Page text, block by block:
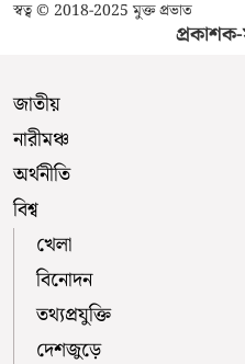
স্বত্ব © 2018-2025 মুক্ত প্রভাত
জাতীয়
নারীমঞ্চ
অর্থনীতি
বিশ্ব
খেলা
বিনোদন
তথ্যপ্রযুক্তি
দেশজুড়ে